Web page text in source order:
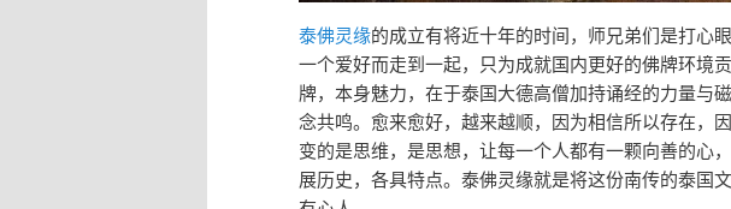
泰佛灵缘的成立有将近十年的时间，师兄弟们是打心
一个爱好而走到一起，只为成就国内更好的佛牌环境
牌，本身魅力，在于泰国大德高僧加持诵经的力量与
念共鸣。愈来愈好，越来越顺，因为相信所以存在，
变的是思维，是思想，让每一个人都有一颗向善的心
展历史，各具特点。泰佛灵缘就是将这份南传的泰国